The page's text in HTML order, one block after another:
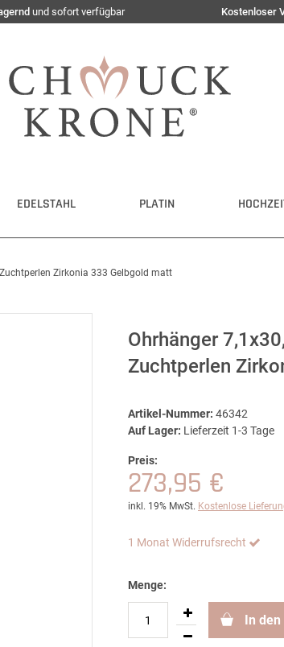
und sofort verfügbar Kostenloser
EDELSTAHL PLATIN
Zirkonia 333 Gelbgold matt
Ohrhänger
Zuchtperlen
Artikel-Nummer: 46342
Auf Lager: Lieferzeit 1-3 Tage
Preis:
273,95 €
inkl. 19% MwSt. Kostenlose
1 Monat Widerrufsrecht
Menge:
In